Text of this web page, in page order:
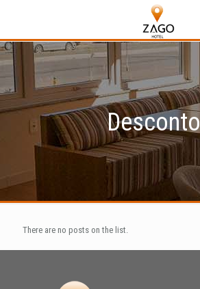
Desconto
There are no posts on the list.